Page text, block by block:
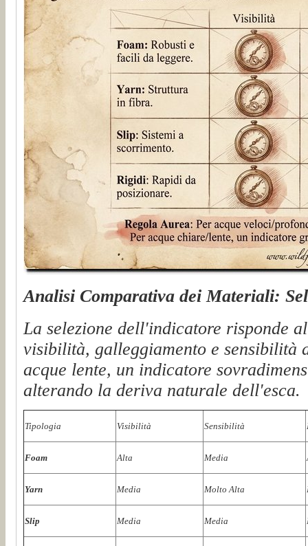
Analisi Comparativa dei Materiali:
La selezione dell'indicatore risponde
visibilità, galleggiamento e
acque lente, un indicatore
alterando la deriva naturale dell'esca.
Tipologia Visibilità Sensibilità
Foam Alta Media
Yarn Media Molto Alta
Slip Media Media